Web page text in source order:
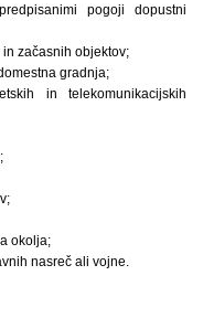
pogoji dopustni
začasnih objektov;
gradnja;
in telekomunikacijskih
okolja;
nasreč ali vojne.